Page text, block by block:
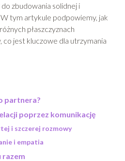
zbudowania solidnej i
tym artykule podpowiemy, jak
płaszczyznach
co jest kluczowe dla utrzymania
partnera?
poprzez komunikację
i szczerej rozmowy
i empatia
razem